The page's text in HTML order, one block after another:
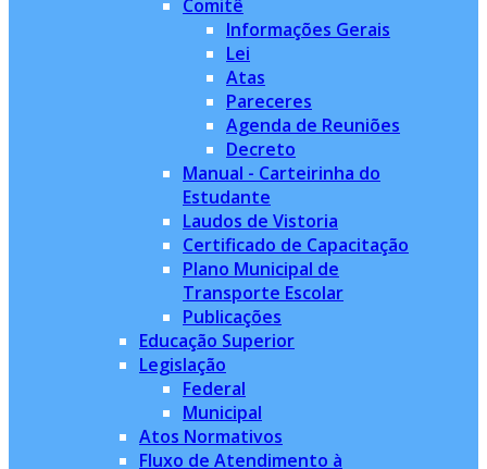
Comitê
Informações Gerais
Lei
Atas
Pareceres
Agenda de Reuniões
Decreto
Manual - Carteirinha do
Estudante
Laudos de Vistoria
Certificado de Capacitação
Plano Municipal de
Transporte Escolar
Publicações
Educação Superior
Legislação
Federal
Municipal
Atos Normativos
Fluxo de Atendimento à